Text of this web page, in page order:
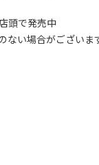
頭で発売中
ない場合がございま